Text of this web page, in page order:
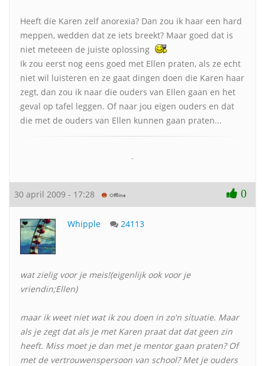
Heeft die Karen zelf anorexia? Dan zou ik haar een hard
meppen, wedden dat ze iets breekt? Maar goed dat is
niet meteeen de juiste oplossing
Ik zou eerst nog eens goed met Ellen praten, als ze echt
niet wil luisteren en ze gaat dingen doen die Karen haar
zegt, dan zou ik naar die ouders van Ellen gaan en het
geval op tafel leggen. Of naar jou eigen ouders en dat
die met de ouders van Ellen kunnen gaan praten...
-
30 april 2009 - 17:28 0
Whipple 24113
wat zielig voor je meis!(eigenlijk ook voor je
vriendin;Ellen)
maar ik weet niet wat ik zou doen in zo'n situatie. Maar
als je zegt dat als je met Karen praat dat dat geen zin
heeft. Miss moet je dan met je mentor gaan praten? Of
met de vertrouwenspersoon van school? Met je ouders